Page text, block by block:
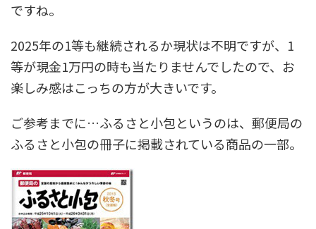
ですね。
2025年の1等も継続されるか現状は不明ですが、1
等が現金1万円の時も当たりませんでしたので、お
楽しみ感はこっちの方が大きいです。
ご参考までに…ふるさと小包というのは、郵便局の
ふるさと小包の冊子に掲載されている商品の一部。